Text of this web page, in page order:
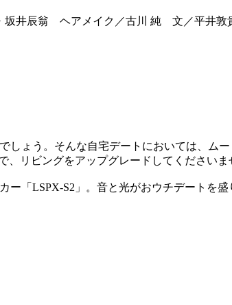
坂井辰翁 ヘアメイク／古川 純 文／平井敦
ょう。そんな自宅デートにおいては、ム
リビングをアップグレードしてくださいま
「LSPX-S2」。音と光がおウチデートを盛